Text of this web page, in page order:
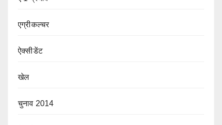
एग्रीकल्चर
ऐक्सीडेंट
खेल
चुनाव 2014